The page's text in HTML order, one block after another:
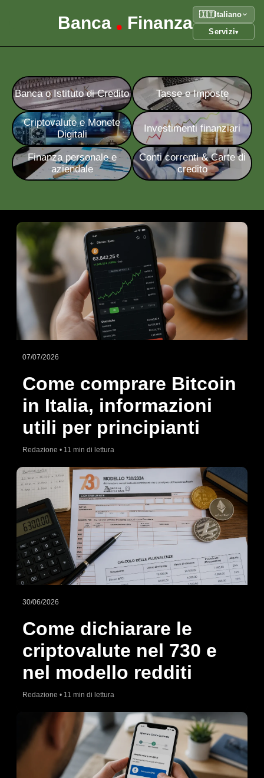
Banca • Finanza 🇮🇹 Italiano
Servizi▾
Banca o Istituto di Credito Tasse e Imposte
Criptovalute e Monete
Digitali
Investimenti finanziari
Finanza personale e
aziendale
Conti correnti & Carte di
credito
07/07/2026
Come comprare Bitcoin
in Italia, informazioni
utili per principianti
Redazione • 11 min di lettura
30/06/2026
Come dichiarare le
criptovalute nel 730 e
nel modello redditi
Redazione • 11 min di lettura